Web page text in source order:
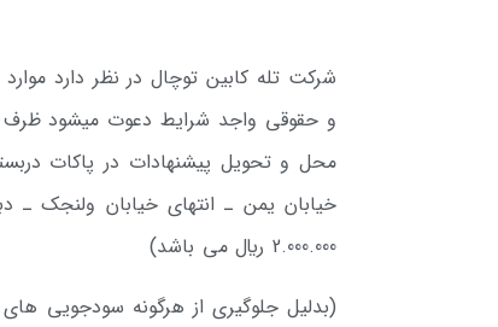
شرکت تله­ کابین توچال در نظر دارد
خیابان­ یمن ـ انتهای خیابان ولنجک ـ
2.000.000 ريال می باشد)
(بدلیل جلوگیری از هرگونه سودجویی